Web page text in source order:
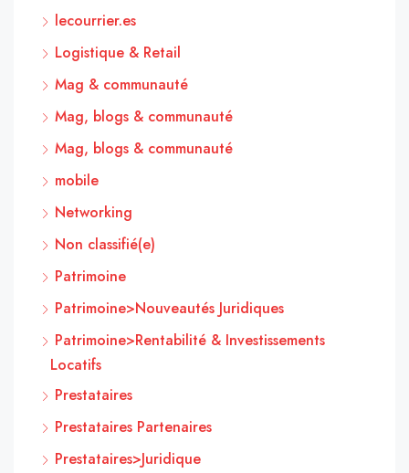
lecourrier.es
Logistique & Retail
Mag & communauté
Mag, blogs & communauté
Mag, blogs & communauté
mobile
Networking
Non classifié(e)
Patrimoine
Patrimoine>Nouveautés Juridiques
Patrimoine>Rentabilité & Investissements
Locatifs
Prestataires
Prestataires Partenaires
Prestataires>Juridique